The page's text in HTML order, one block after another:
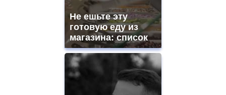
Не ешьте эту
готовую еду из
магазина: список